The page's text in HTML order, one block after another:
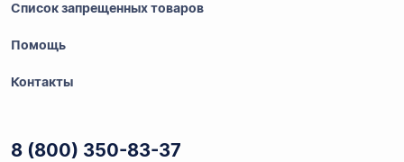
Список запрещенных товаров
Помощь
Контакты
8 (800) 350-83-37